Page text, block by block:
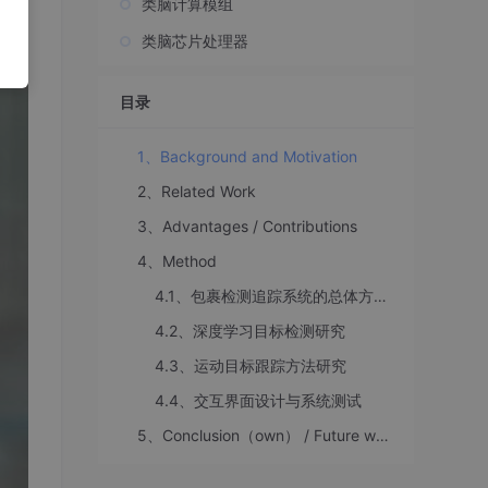
类脑计算模组
类脑芯片处理器
目录
1、Background and Motivation
2、Related Work
3、Advantages / Contributions
4、Method
4.1、包裹检测追踪系统的总体方案设计
4.2、深度学习目标检测研究
4.3、运动目标跟踪方法研究
4.4、交互界面设计与系统测试
5、Conclusion（own） / Future work